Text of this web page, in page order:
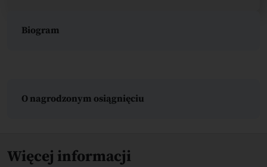
Biogram
O nagrodzonym osiągnięciu
Więcej informacji